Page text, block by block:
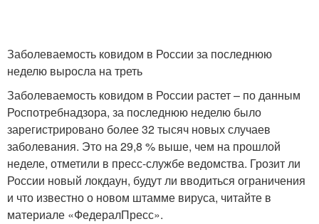
Заболеваемость ковидом в России за последнюю
неделю выросла на треть
Заболеваемость ковидом в России растет – по данным
Роспотребнадзора, за последнюю неделю было
зарегистрировано более 32 тысяч новых случаев
заболевания. Это на 29,8 % выше, чем на прошлой
неделе, отметили в пресс-службе ведомства. Грозит ли
России новый локдаун, будут ли вводиться ограничения
и что известно о новом штамме вируса, читайте в
материале «ФедералПресс».